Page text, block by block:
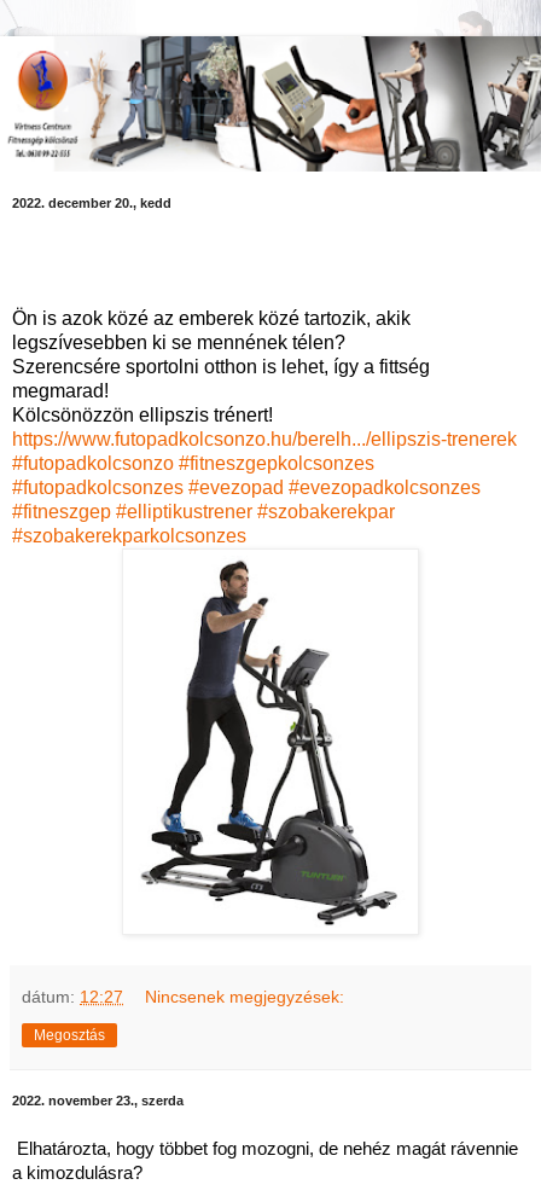
2022. december 20., kedd
Ön is azok közé az emberek közé tartozik, akik
legszívesebben ki se mennének télen?
Szerencsére sportolni otthon is lehet, így a fittség
megmarad!
Kölcsönözzön ellipszis trénert!
https://www.futopadkolcsonzo.hu/berelh.../ellipszis-trenerek
#futopadkolcsonzo #fitneszgepkolcsonzes
#futopadkolcsonzes #evezopad #evezopadkolcsonzes
#fitneszgep #elliptikustrener #szobakerekpar
#szobakerekparkolcsonzes
dátum: 12:27 Nincsenek megjegyzések:
Megosztás
2022. november 23., szerda
Elhatározta, hogy többet fog mozogni, de nehéz magát rávennie
a kimozdulásra?